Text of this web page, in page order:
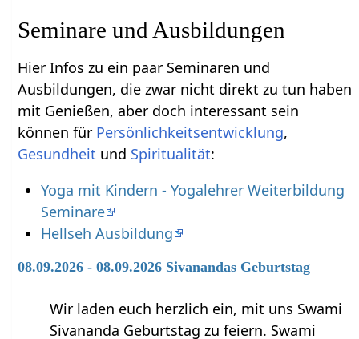
Seminare und Ausbildungen
Hier Infos zu ein paar Seminaren und
Ausbildungen, die zwar nicht direkt zu tun haben
mit Genießen‏‎, aber doch interessant sein
können für Persönlichkeitsentwicklung,
Gesundheit und Spiritualität:
Yoga mit Kindern - Yogalehrer Weiterbildung
Seminare
Hellseh Ausbildung
08.09.2026 - 08.09.2026 Sivanandas Geburtstag
Wir laden euch herzlich ein, mit uns Swami
Sivananda Geburtstag zu feiern. Swami